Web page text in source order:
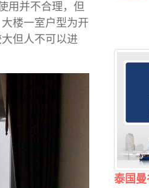
用并不合理，但
楼一室户型为开
但人不可以进
泰国